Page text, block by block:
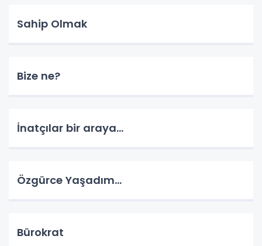
Sahip Olmak
Bize ne?
İnatçılar bir araya…
Özgürce Yaşadım…
Bürokrat